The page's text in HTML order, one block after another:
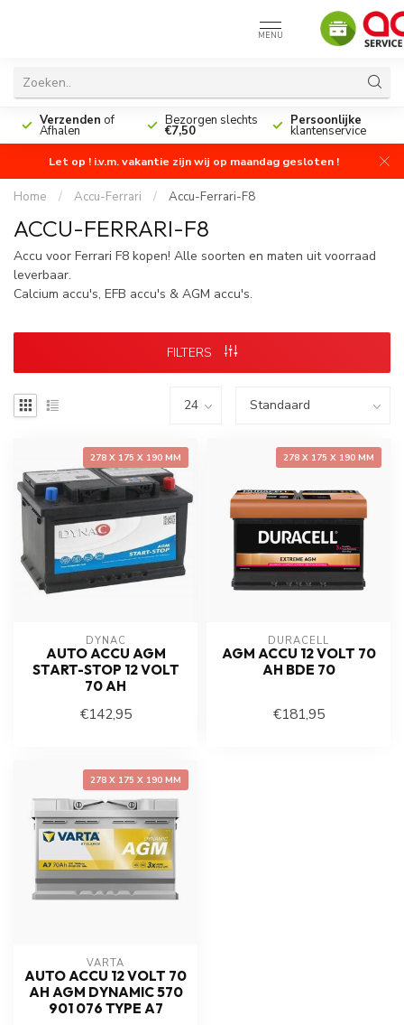
MENU
Verzenden of
Afhalen
Bezorgen slechts
€7,50
Persoonlijke
klantenservice
Let op ! i.v.m. vakantie zijn wij op maandag gesloten !
Home / Accu-Ferrari / Accu-Ferrari-F8
ACCU-FERRARI-F8
Accu voor Ferrari F8 kopen! Alle soorten en maten uit voorraad
leverbaar.
Calcium accu's, EFB accu's & AGM accu's.
FILTERS
278 X 175 X 190 MM
DYNAC
AUTO ACCU AGM
START-STOP 12 VOLT
70 AH
€142,95
278 X 175 X 190 MM
DURACELL
AGM ACCU 12 VOLT 70
AH BDE 70
€181,95
278 X 175 X 190 MM
VARTA
AUTO ACCU 12 VOLT 70
AH AGM DYNAMIC 570
901 076 TYPE A7